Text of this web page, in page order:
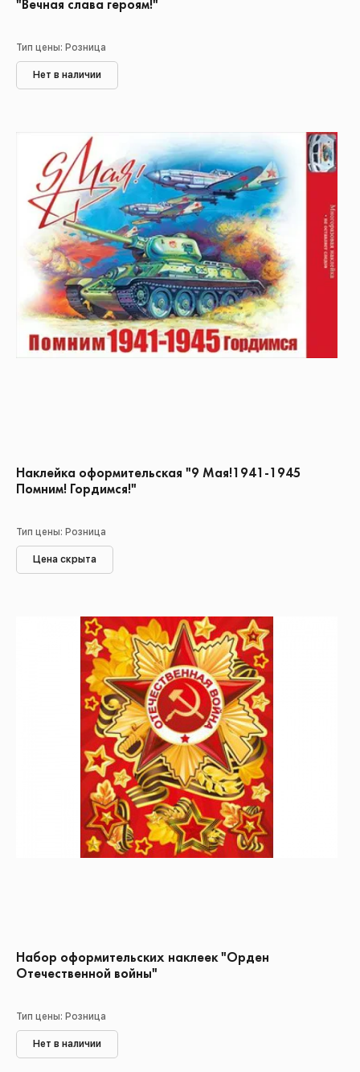
"Вечная слава героям!"
Тип цены: Розница
Нет в наличии
Наклейка оформительская "9 Мая!1941-1945
Помним! Гордимся!"
Тип цены: Розница
Цена скрыта
Набор оформительских наклеек "Орден
Отечественной войны"
Тип цены: Розница
Нет в наличии